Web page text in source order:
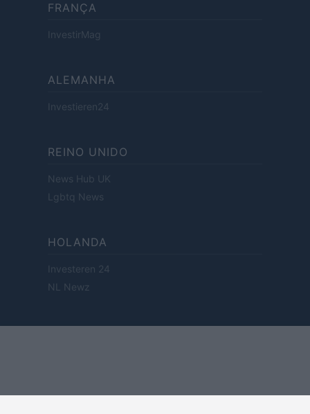
FRANÇA
InvestirMag
ALEMANHA
Investieren24
REINO UNIDO
News Hub UK
Lgbtq News
HOLANDA
Investeren 24
NL Newz